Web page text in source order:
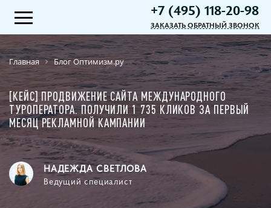
+7 (495) 118-20-98
ЗАКАЗАТЬ ОБРАТНЫЙ ЗВОНОК
Главная Блог Оптимизм.ру
[КЕЙС] ПРОДВИЖЕНИЕ САЙТА МЕЖДУНАРОДНОГО
ТУРОПЕРАТОРА. ПОЛУЧИЛИ 1 735 КЛИКОВ ЗА ПЕРВЫЙ
МЕСЯЦ РЕКЛАМНОЙ КАМПАНИИ
НАДЕЖДА СВЕТЛОВА
Ведущий специалист